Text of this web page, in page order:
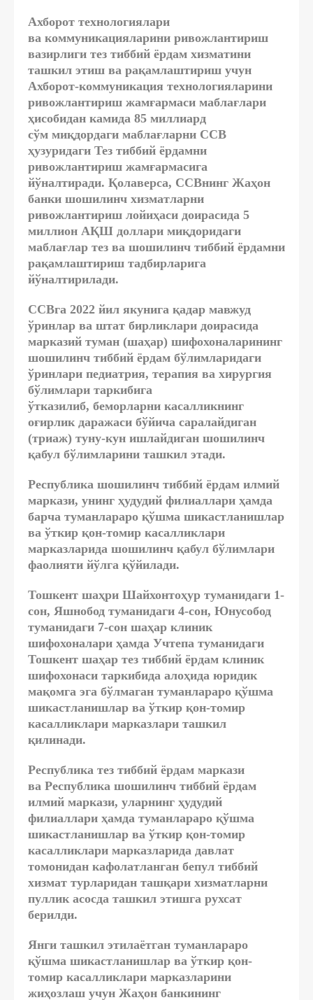
Ахборот технологиялари
ва коммуникацияларини ривожлантириш
вазирлиги тез тиббий ёрдам хизматини
ташкил этиш ва рақамлаштириш учун
Ахборот-коммуникация технологияларини
ривожлантириш жамғармаси маблағлари
ҳисобидан камида 85 миллиард
сўм миқдордаги маблағларни ССВ
ҳузуридаги Тез тиббий ёрдамни
ривожлантириш жамғармасига
йўналтиради. Қолаверса, ССВнинг Жаҳон
банки шошилинч хизматларни
ривожлантириш лойиҳаси доирасида 5
миллион АҚШ доллари миқдоридаги
маблағлар тез ва шошилинч тиббий ёрдамни
рақамлаштириш тадбирларига
йўналтирилади.
ССВга 2022 йил якунига қадар мавжуд
ўринлар ва штат бирликлари доирасида
марказий туман (шаҳар) шифохоналарининг
шошилинч тиббий ёрдам бўлимларидаги
ўринлари педиатрия, терапия ва хирургия
бўлимлари таркибига
ўтказилиб, беморларни касалликнинг
оғирлик даражаси бўйича саралайдиган
(триаж) туну-кун ишлайдиган шошилинч
қабул бўлимларини ташкил этади.
Республика шошилинч тиббий ёрдам илмий
маркази, унинг ҳудудий филиаллари ҳамда
барча туманлараро қўшма шикастланишлар
ва ўткир қон-томир касалликлари
марказларида шошилинч қабул бўлимлари
фаолияти йўлга қўйилади.
Тошкент шаҳри Шайхонтоҳур туманидаги 1-
сон, Яшнобод туманидаги 4-сон, Юнусобод
туманидаги 7-сон шаҳар клиник
шифохоналари ҳамда Учтепа туманидаги
Тошкент шаҳар тез тиббий ёрдам клиник
шифохонаси таркибида алоҳида юридик
мақомга эга бўлмаган туманлараро қўшма
шикастланишлар ва ўткир қон-томир
касалликлари марказлари ташкил
қилинади.
Республика тез тиббий ёрдам маркази
ва Республика шошилинч тиббий ёрдам
илмий маркази, уларнинг ҳудудий
филиаллари ҳамда туманлараро қўшма
шикастланишлар ва ўткир қон-томир
касалликлари марказларида давлат
томонидан кафолатланган бепул тиббий
хизмат турларидан ташқари хизматларни
пуллик асосда ташкил этишга рухсат
берилди.
Янги ташкил этилаётган туманлараро
қўшма шикастланишлар ва ўткир қон-
томир касалликлари марказларини
жиҳозлаш учун Жаҳон банкининг